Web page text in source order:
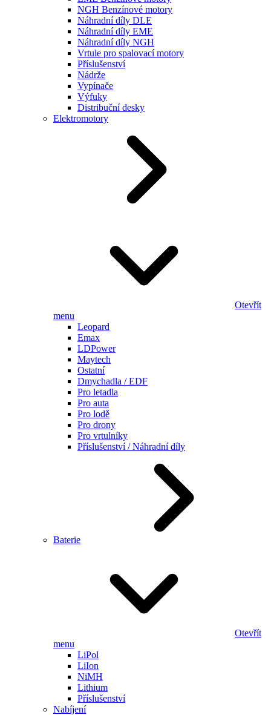
NGH Benzínové motory
Náhradní díly DLE
Náhradní díly EME
Náhradní díly NGH
Vrtule pro spalovací motory
Příslušenství
Nádrže
Vypínače
Výfuky
Distribuční desky
Elektromotory
Otevřít
menu
Leopard
Emax
LDPower
Maytech
Ostatní
Dmychadla / EDF
Pro letadla
Pro auta
Pro lodě
Pro drony
Pro vrtulníky
Příslušenství / Náhradní díly
Baterie
Otevřít
menu
LiPol
LiIon
NiMH
Lithium
Příslušenství
Nabíjení